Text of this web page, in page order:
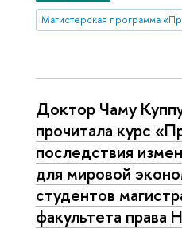
Магистерская программа
Доктор Чаму
прочитала курс
последствия
для мировой
студентов
факультета